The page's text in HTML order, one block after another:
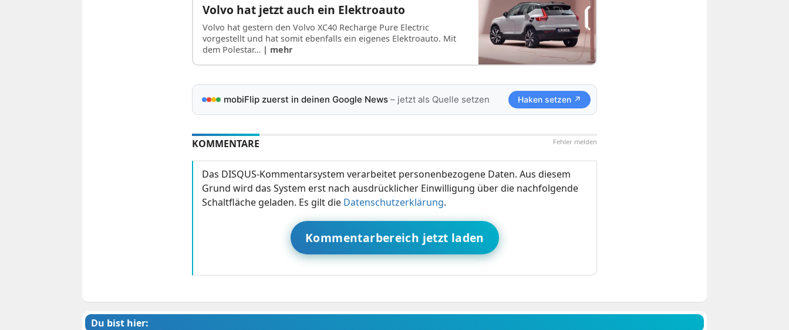
Volvo hat jetzt auch ein Elektroauto
Volvo hat gestern den Volvo XC40 Recharge Pure Electric
vorgestellt und hat somit ebenfalls ein eigenes Elektroauto. Mit
dem Polestar… | mehr
mobiFlip zuerst in deinen Google News– jetzt als Quelle setzen Haken setzen ↗
Fehler melden
KOMMENTARE
Das DISQUS-Kommentarsystem verarbeitet personenbezogene Daten. Aus diesem
Grund wird das System erst nach ausdrücklicher Einwilligung über die nachfolgende
Schaltfläche geladen. Es gilt die Datenschutzerklärung.
Kommentarbereich jetzt laden
Du bist hier: